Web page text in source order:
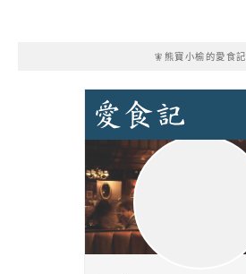
🧚熊寶小榆的愛食記